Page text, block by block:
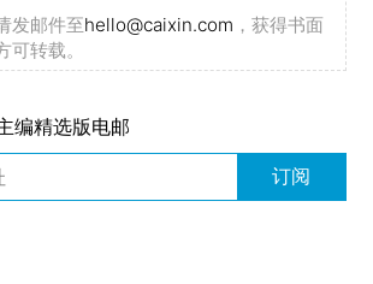
发邮件至hello@caixin.com ，获得书面
转载。
编精选版电邮
订阅